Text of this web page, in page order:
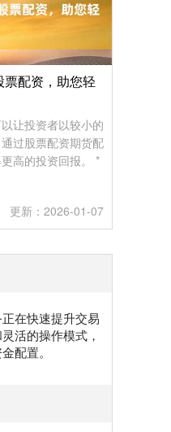
配资，助您轻
让投资者以较小的
过股票配资期货配
高的投资回报。 *
更新：2026-01-07
在快速提升交易
活的操作模式，
配置。